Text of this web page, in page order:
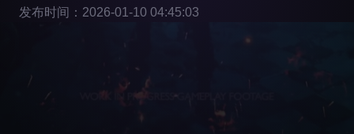
发布时间：2026-01-10 04:45:03